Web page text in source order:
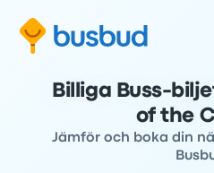
Billiga Buss-
of the
Jämför och boka din